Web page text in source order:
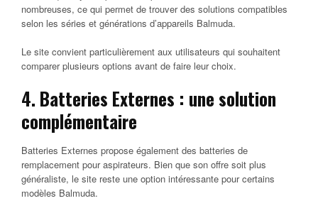
nombreuses, ce qui permet de trouver des solutions compatibles
selon les séries et générations d’appareils Balmuda.
Le site convient particulièrement aux utilisateurs qui souhaitent
comparer plusieurs options avant de faire leur choix.
4. Batteries Externes : une solution
complémentaire
Batteries Externes propose également des batteries de
remplacement pour aspirateurs. Bien que son offre soit plus
généraliste, le site reste une option intéressante pour certains
modèles Balmuda.